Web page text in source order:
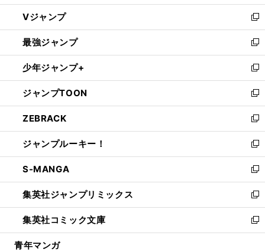
ウ
ィ
ン
ド
ウ
で
開
く
し
い
ウ
ィ
ン
ド
ウ
で
開
く
Vジャンプ
新
し
い
ウ
ィ
ン
ド
ウ
で
開
く
最強ジャンプ
新
し
い
ウ
ィ
ン
ド
ウ
で
開
く
少年ジャンプ+
新
し
い
ウ
ィ
ン
ド
ウ
で
開
く
ジャンプTOON
新
し
い
ウ
ィ
ン
ド
ウ
で
開
く
ZEBRACK
新
し
い
ウ
ィ
ン
ド
ウ
で
開
ジャンプルーキー！
新
し
い
ウ
ィ
ン
ド
ウ
S-MANGA
新
し
い
ウ
ィ
ン
集英社ジャンプリミックス
新
し
い
ウ
集英社コミック文庫
新
し
青年マンガ